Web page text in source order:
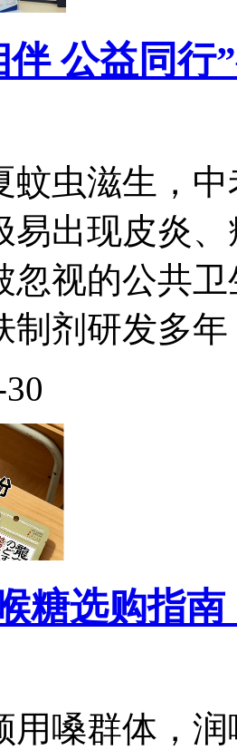
伴 公益同
滋生，中
易出现皮炎
忽视的公共
制剂研发多年
糖选购指
用嗓群体，